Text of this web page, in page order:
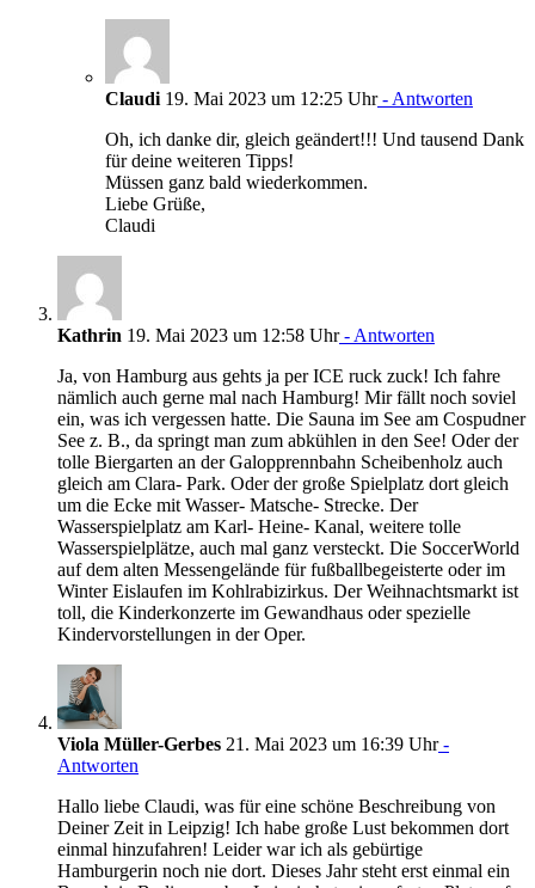
Claudi 19. Mai 2023 um 12:25 Uhr- Antworten
Oh, ich danke dir, gleich geändert!!! Und tausend Dank
für deine weiteren Tipps!
Müssen ganz bald wiederkommen.
Liebe Grüße,
Claudi
Kathrin 19. Mai 2023 um 12:58 Uhr- Antworten
Ja, von Hamburg aus gehts ja per ICE ruck zuck! Ich fahre
nämlich auch gerne mal nach Hamburg! Mir fällt noch soviel
ein, was ich vergessen hatte. Die Sauna im See am Cospudner
See z. B., da springt man zum abkühlen in den See! Oder der
tolle Biergarten an der Galopprennbahn Scheibenholz auch
gleich am Clara- Park. Oder der große Spielplatz dort gleich
um die Ecke mit Wasser- Matsche- Strecke. Der
Wasserspielplatz am Karl- Heine- Kanal, weitere tolle
Wasserspielplätze, auch mal ganz versteckt. Die SoccerWorld
auf dem alten Messengelände für fußballbegeisterte oder im
Winter Eislaufen im Kohlrabizirkus. Der Weihnachtsmarkt ist
toll, die Kinderkonzerte im Gewandhaus oder spezielle
Kindervorstellungen in der Oper.
Viola Müller-Gerbes 21. Mai 2023 um 16:39 Uhr-
Antworten
Hallo liebe Claudi, was für eine schöne Beschreibung von
Deiner Zeit in Leipzig! Ich habe große Lust bekommen dort
einmal hinzufahren! Leider war ich als gebürtige
Hamburgerin noch nie dort. Dieses Jahr steht erst einmal ein